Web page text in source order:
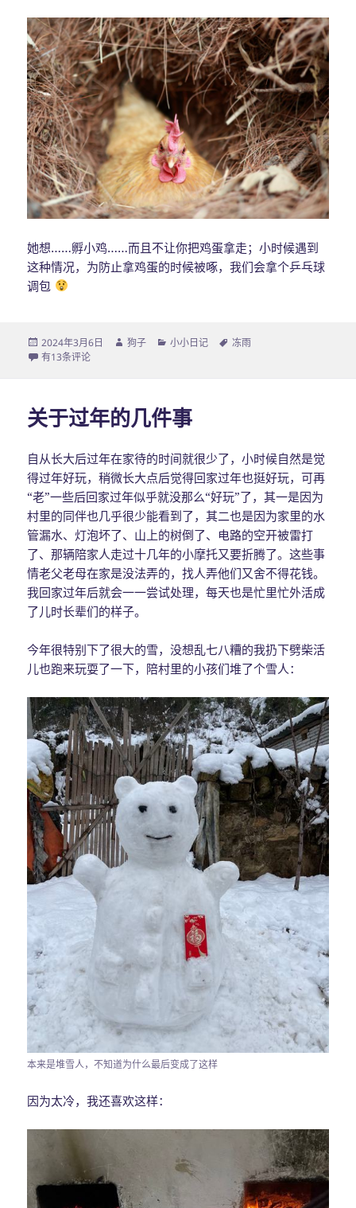
她想……孵小鸡……而且不让你把鸡蛋拿走；小时候遇到
这种情况，为防止拿鸡蛋的时候被啄，我们会拿个乒乓球
调包
发
布
2024年3月6日
作
狗子
分
小小日记
标
冻雨
冻雨
有13条评论
关于过年的几件事
自从长大后过年在家待的时间就很少了，小时候自然是觉
得过年好玩，稍微长大点后觉得回家过年也挺好玩，可再
“老”一些后回家过年似乎就没那么“好玩”了，其一是因为
村里的同伴也几乎很少能看到了，其二也是因为家里的水
管漏水、灯泡坏了、山上的树倒了、电路的空开被雷打
了、那辆陪家人走过十几年的小摩托又要折腾了。这些事
情老父老母在家是没法弄的，找人弄他们又舍不得花钱。
我回家过年后就会一一尝试处理，每天也是忙里忙外活成
了儿时长辈们的样子。
今年很特别下了很大的雪，没想乱七八糟的我扔下劈柴活
儿也跑来玩耍了一下，陪村里的小孩们堆了个雪人：
本来是堆雪人，不知道为什么最后变成了这样
因为太冷，我还喜欢这样：